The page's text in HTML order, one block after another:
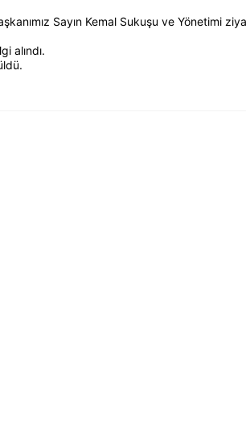
Sayın Kemal Sukuşu ve Yönetimi
alındı.